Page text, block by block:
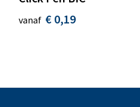
vanaf € 0,19